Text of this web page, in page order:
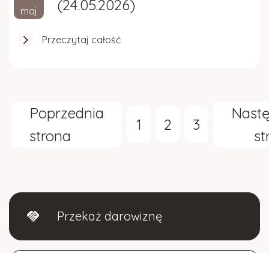
handshake Przekaż darowiznę
maj (24.05.2026)
Przeczytaj całość
Poprzednia
strona
1 2 3